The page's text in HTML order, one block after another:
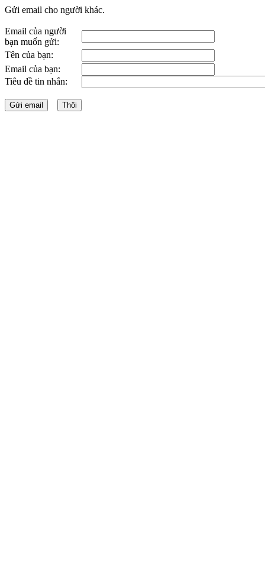
Gửi email cho người khác.
Email của người
bạn muốn gửi:
Tên của bạn:
Email của bạn:
Tiêu đề tin nhắn: